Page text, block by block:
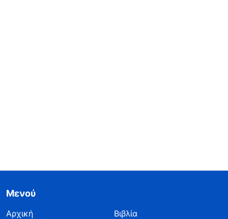
Μενού
Αρχική
Βιβλία